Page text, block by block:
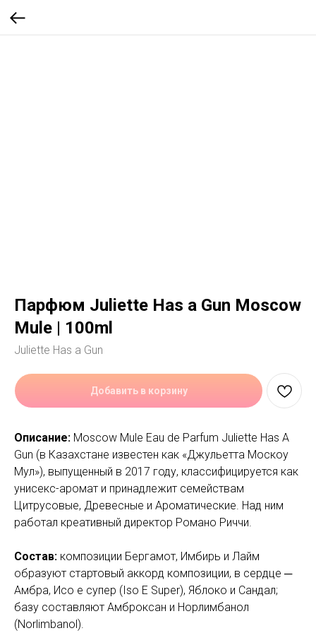
Парфюм Juliette Has a Gun Moscow
Mule | 100ml
Juliette Has a Gun
Добавить в корзину
Описание: Moscow Mule Eau de Parfum Juliette Has A
Gun (в Казахстане известен как «Джульетта Москоу
Мул»), выпущенный в 2017 году, классифицируется как
унисекс-аромат и принадлежит семействам
Цитрусовые, Древесные и Ароматические. Над ним
работал креативный директор Романо Риччи.
Состав: композиции Бергамот, Имбирь и Лайм
образуют стартовый аккорд композиции, в сердце ─
Амбра, Исо е супер (Iso E Super), Яблоко и Сандал;
базу составляют Амброксан и Норлимбанол
(Norlimbanol).